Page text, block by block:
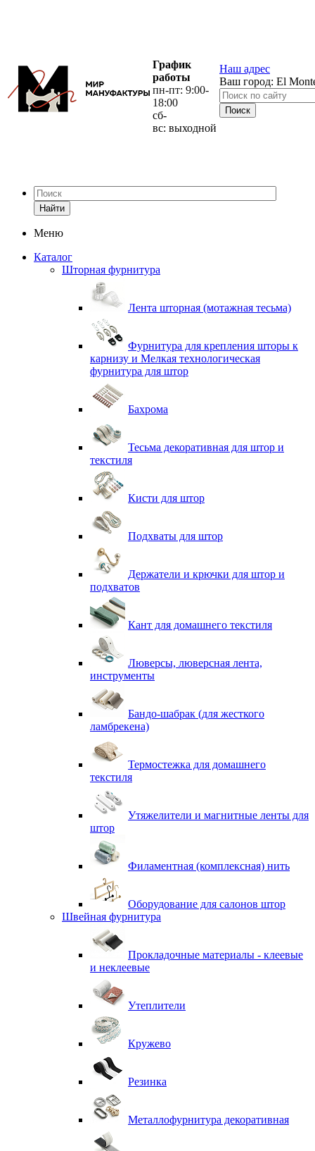
График
работы
пн-пт: 9:00-
18:00
сб-
вс: выходной
Наш адрес
Ваш город: El
Найти
Меню
Каталог
Шторная фурнитура
Лента шторная (мотажная тесьма)
Фурнитура для крепления шторы к
карнизу и Мелкая технологическая
фурнитура для штор
Бахрома
Тесьма декоративная для штор и
текстиля
Кисти для штор
Подхваты для штор
Держатели и крючки для штор и
подхватов
Кант для домашнего текстиля
Люверсы, люверсная лента,
инструменты
Бандо-шабрак (для жесткого
ламбрекена)
Термостежка для домашнего
текстиля
Утяжелители и магнитные ленты для
штор
Филаментная (комплексная) нить
Оборудование для салонов штор
Швейная фурнитура
Прокладочные материалы - клеевые
и неклеевые
Утеплители
Кружево
Резинка
Металлофурнитура декоративная